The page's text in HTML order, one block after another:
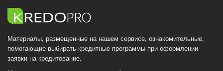
Материалы, размещенные на нашем сервисе, ознакомительные,
помогающие выбирать кредитные программы при оформлении
заявки на кредитование.